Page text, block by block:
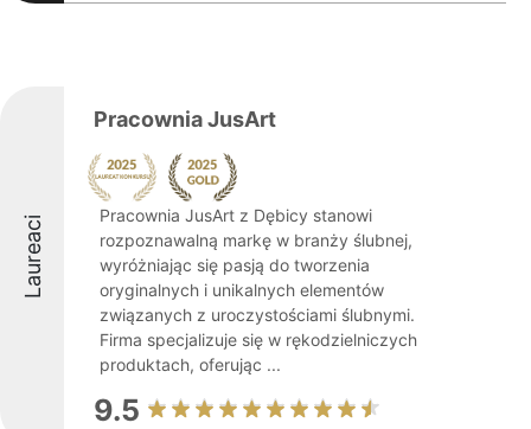
Laureaci
Pracownia JusArt
Pracownia JusArt z Dębicy stanowi
rozpoznawalną markę w branży ślubnej,
wyróżniając się pasją do tworzenia
oryginalnych i unikalnych elementów
związanych z uroczystościami ślubnymi.
Firma specjalizuje się w rękodzielniczych
produktach, oferując ...
9.5